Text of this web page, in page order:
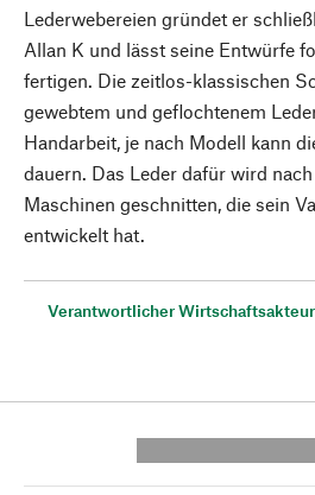
Lederwebereien gründet er
Allan K und lässt seine Entwürfe
fertigen. Die zeitlos-klassischen
gewebtem und geflochtenem
Handarbeit, je nach Modell kann
dauern. Das Leder dafür wird
Maschinen geschnitten, die sein
entwickelt hat.
Verantwortlicher